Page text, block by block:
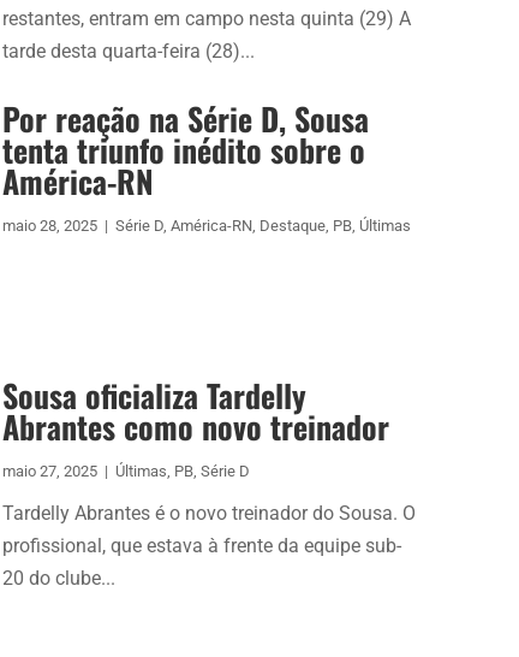
restantes, entram em campo nesta quinta (29) A
tarde desta quarta-feira (28)...
Por reação na Série D, Sousa
tenta triunfo inédito sobre o
América-RN
maio 28, 2025 | Série D, América-RN, Destaque, PB, Últimas
Sousa oficializa Tardelly
Abrantes como novo treinador
maio 27, 2025 | Últimas, PB, Série D
Tardelly Abrantes é o novo treinador do Sousa. O
profissional, que estava à frente da equipe sub-
20 do clube...